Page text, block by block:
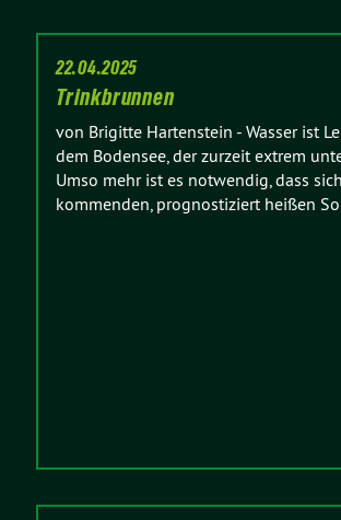
22.04.2025
Trinkbrunnen
von Brigitte Hartenstein - Wasser ist
dem Bodensee, der zurzeit extrem
Umso mehr ist es notwendig, dass
kommenden, prognostiziert heißen